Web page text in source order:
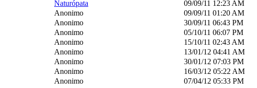
Naturópata 09/09/11 12:23 AM
Anonimo 09/09/11 01:20 AM
Anonimo 30/09/11 06:43 PM
Anonimo 05/10/11 06:07 PM
Anonimo 15/10/11 02:43 AM
Anonimo 13/01/12 04:41 AM
Anonimo 30/01/12 07:03 PM
Anonimo 16/03/12 05:22 AM
Anonimo 07/04/12 05:33 PM